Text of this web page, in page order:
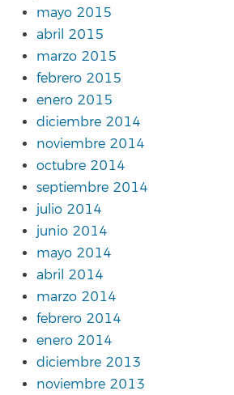
mayo 2015
abril 2015
marzo 2015
febrero 2015
enero 2015
diciembre 2014
noviembre 2014
octubre 2014
septiembre 2014
julio 2014
junio 2014
mayo 2014
abril 2014
marzo 2014
febrero 2014
enero 2014
diciembre 2013
noviembre 2013